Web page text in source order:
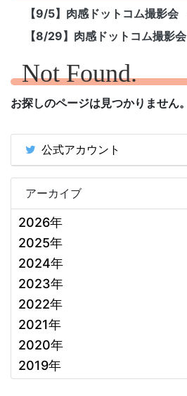
【9/5】肉感ドットコム撮影
【8/29】肉感ドットコム撮影
Not Found.
お探しのページは見つかりません。
公式アカウント
アーカイブ
2026年
2025年
2024年
2023年
2022年
2021年
2020年
2019年